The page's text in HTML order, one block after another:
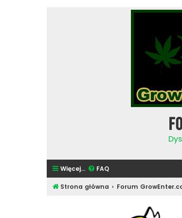
Więcej… FAQ
Strona główna Forum